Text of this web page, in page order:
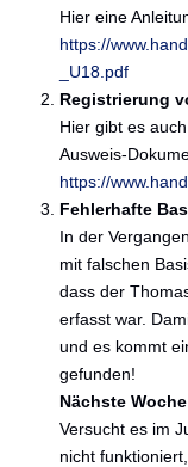
Hier eine
https://
_U18.pdf
Registrierung
Hier gibt es
Ausweis-
https://
Fehlerhafte
In der
mit falschen
dass der
erfasst war.
und es kommt
gefunden!
Nächste
Versucht es im
nicht